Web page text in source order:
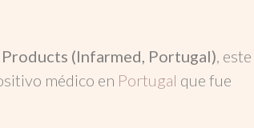
(Infarmed, Portugal), este
médico en Portugal que fue